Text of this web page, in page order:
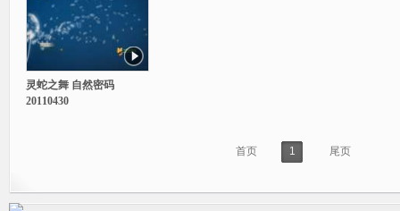
灵蛇之舞 自然密码
20110430
首页 1 尾页